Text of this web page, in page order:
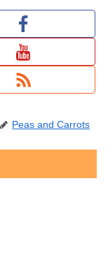
Peas and Carrots